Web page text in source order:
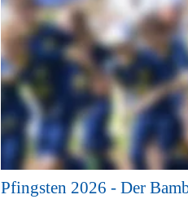
Pfingsten 2026 - Der